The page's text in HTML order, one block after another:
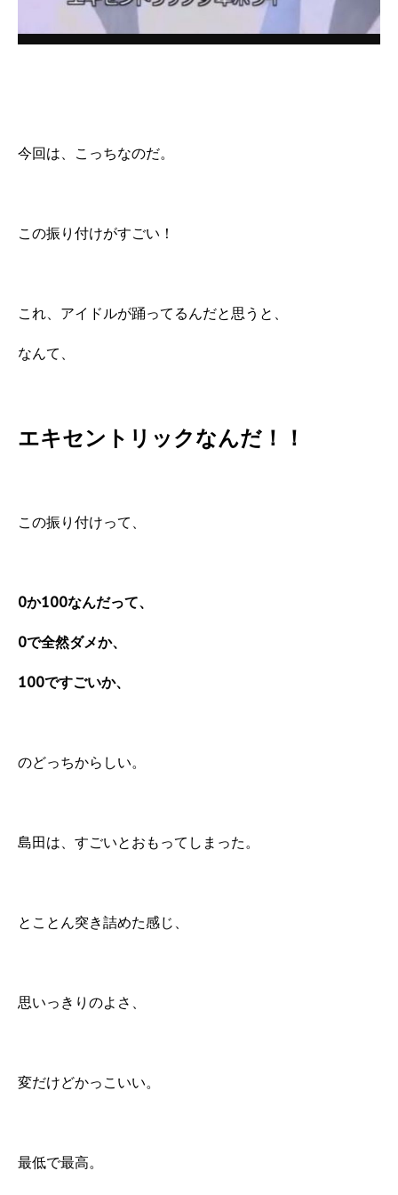
今回は、こっちなのだ。
この振り付けがすごい！
これ、アイドルが踊ってるんだと思うと、
なんて、
エキセントリックなんだ！！
この振り付けって、
0か100なんだって、
0で全然ダメか、
100ですごいか、
のどっちからしい。
島田は、すごいとおもってしまった。
とことん突き詰めた感じ、
思いっきりのよさ、
変だけどかっこいい。
最低で最高。